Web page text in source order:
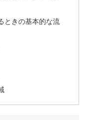
ときの基本的な流